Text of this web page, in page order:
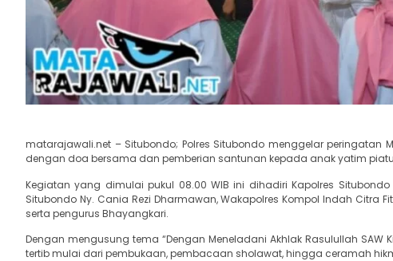
matarajawali.net – Situbondo; Polres Situbondo menggelar
dengan doa bersama dan pemberian santunan kepada anak yatim
Kegiatan yang dimulai pukul 08.00 WIB ini dihadiri Kapolres Situbondo
Situbondo Ny. Cania Rezi Dharmawan, Wakapolres Kompol Indah Citra
serta pengurus Bhayangkari.
Dengan mengusung tema “Dengan Meneladani Akhlak Rasulullah SAW
tertib mulai dari pembukaan, pembacaan sholawat, hingga ceramah